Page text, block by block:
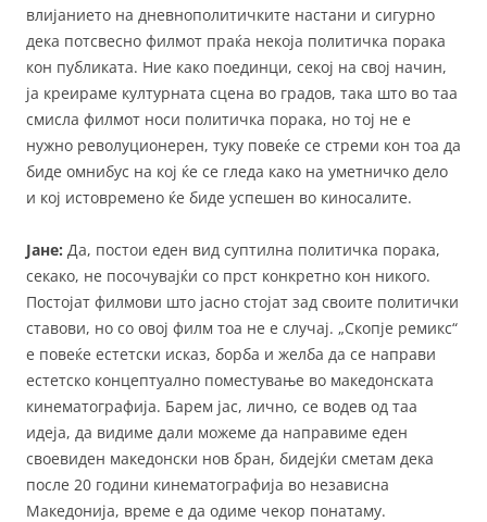
влијанието на дневнополитичките настани и сигурно
дека потсвесно филмот праќа некоја политичка порака
кон публиката. Ние како поединци, секој на свој начин,
ја креираме културната сцена во градов, така што во таа
смисла филмот носи политичка порака, но тој не е
нужно револуционерен, туку повеќе се стреми кон тоа да
биде омнибус на кој ќе се гледа како на уметничко дело
и кој истовремено ќе биде успешен во киносалите.
Јане: Да, постои еден вид суптилна политичка порака,
секако, не посочувајќи со прст конкретно кон никого.
Постојат филмови што јасно стојат зад своите политички
ставови, но со овој филм тоа не е случај. „Скопје ремикс“
е повеќе естетски исказ, борба и желба да се направи
естетско концептуално поместување во македонската
кинематографија. Барем јас, лично, се водев од таа
идеја, да видиме дали можеме да направиме еден
своевиден македонски нов бран, бидејќи сметам дека
после 20 години кинематографија во независна
Македонија, време е да одиме чекор понатаму.